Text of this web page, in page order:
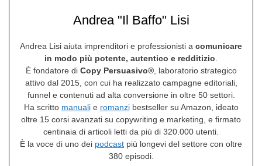
Andrea "Il Baffo" Lisi
Andrea Lisi aiuta imprenditori e professionisti a comunicare
in modo più potente, autentico e redditizio
È fondatore di Copy Persuasivo®, laboratorio strategico
attivo dal 2015, con cui ha realizzato campagne editoriali,
funnel e contenuti ad alta conversione in oltre 50 settori.
Ha scritto manualie romanzibestseller su Amazon, ideato
oltre 15 corsi avanzati su copywriting e marketing, e firmato
centinaia di articoli letti da più di 320.000 utenti.
È la voce di uno dei podcast più longevi del settore con oltre
380 episodi.